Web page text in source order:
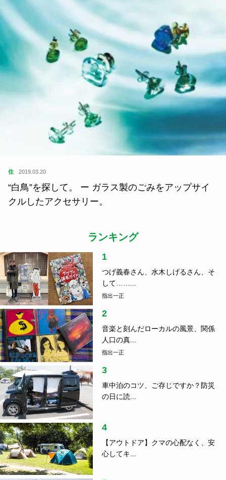
住 2019.03.20
“白鳥”を探して。 ー ガラス製のごみをアップサイ
クルしたアクセサリー。
ランキング
1
つげ義春さん、水木しげるさん、そ
して……...
指出一正
2
音楽と刻んだローカルの風景、関係
人口の真...
指出一正
3
車中泊のコツ、ご存じですか？防災
の日に読...
4
【アウトドア】クマの心配なく、安
心してキ...